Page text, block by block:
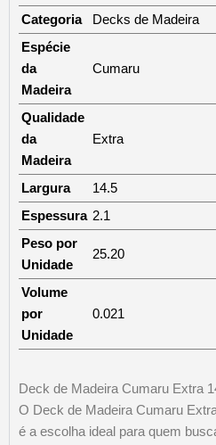
Categoria
Decks de Madeira
Espécie
da
Madeira
Cumaru
Qualidade
da
Madeira
Extra
Largura
14.5
Espessura 2.1
Peso por
Unidade
25.20
Volume
por
Unidade
0.021
Deck de Madeira Cumaru Extra
O Deck de Madeira Cumaru
é a escolha ideal para quem